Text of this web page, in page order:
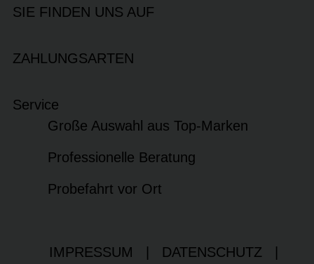
SIE FINDEN UNS AUF
ZAHLUNGSARTEN
Service
Große Auswahl aus Top-Marken
Professionelle Beratung
Probefahrt vor Ort
IMPRESSUM DATENSCHUTZ